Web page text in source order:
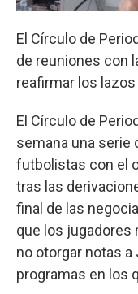
El Círculo de
de reuniones con
reafirmar los
El Círculo de
semana una serie
futbolistas con el
tras las
final de las
que los jugadores
no otorgar notas a
programas en los